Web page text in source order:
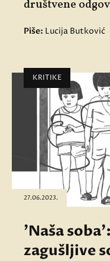
društvene
Piše: Lucija Butković
KRITIKE
27.06.2023.
'Naša
zagušljive